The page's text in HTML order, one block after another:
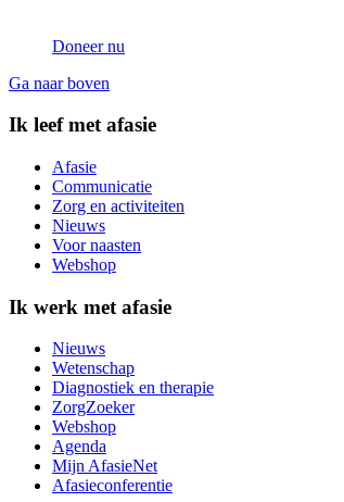
Doneer nu
Ga naar boven
Ik leef met afasie
Afasie
Communicatie
Zorg en activiteiten
Nieuws
Voor naasten
Webshop
Ik werk met afasie
Nieuws
Wetenschap
Diagnostiek en therapie
ZorgZoeker
Webshop
Agenda
Mijn AfasieNet
Afasieconferentie